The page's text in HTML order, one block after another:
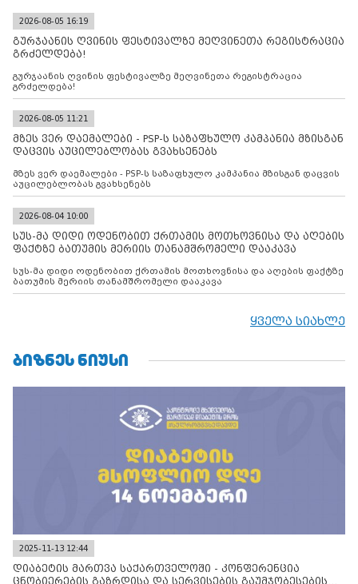
2026-08-05 16:19
გურჯაანის ღვინის ფესტივალზე მეღვინეთა რეგისტრაცია
გრძელდება!
გურჯაანის ღვინის ფესტივალზე მეღვინეთა რეგისტრაცია
გრძელდება!
2026-08-05 11:21
მზეს ვერ დაემალები - PSP-ს საზაფხულო კამპანია მზისგან
დაცვის აუცილებლობას გვახსენებს
მზეს ვერ დაემალები - PSP-ს საზაფხულო კამპანია მზისგან დაცვის
აუცილებლობას გვახსენებს
2026-08-04 10:00
სუს-მა დიდი ოდენობით ქრთამის მოთხოვნისა და აღების
ფაქტზე ბათუმის მერიის თანამშრომელი დააკავა
სუს-მა დიდი ოდენობით ქრთამის მოთხოვნისა და აღების ფაქტზე
ბათუმის მერიის თანამშრომელი დააკავა
ყველა სიახლე
ᲑᲘᲖᲜᲔᲡ ᲜᲘᲣᲡᲘ
2025-11-13 12:44
დიაბეტის მართვა საქართველოში - კონფერენცია
ცნობიერების გაზრდისა და სერვისების გაუმჯობესების